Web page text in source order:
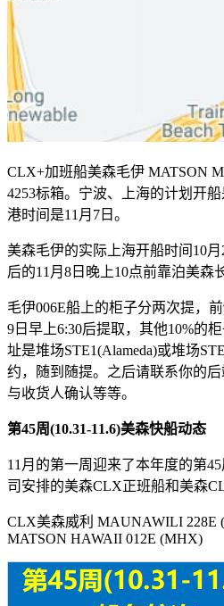
CLX+加班船美森毛伊 MATSON
4253标箱。宁波、上海的计划开
港时间是11月7日。
美森毛伊的实际上海开船时间10
后的11月8日晚上10点前靠泊美森
毛伊006E船上的柜子分两次提，
9日早上6:30后提取，其他10%的
址是堆场STE1(Alameda)或堆场
约，随到随提。之后请联系你的
与收货人确认等等。
第45周(10.31-11.6)美森快船动态
11月的第一周迎来了本年度的第
司安排的美森CLX正班船和美森
CLX美森威利 MAUNAWILI 228E
MATSON HAWAII 012E (MHX)